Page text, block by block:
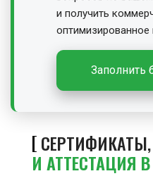
и получить
Заполнить
И АТТЕСТАЦИЯ